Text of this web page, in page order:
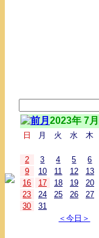
2023年 7月
日 月 火 水 木
2
3 4 5 6
9
10 11 12 13
16
17 18 19 20
23
24 25 26 27
30
31
＜今日＞